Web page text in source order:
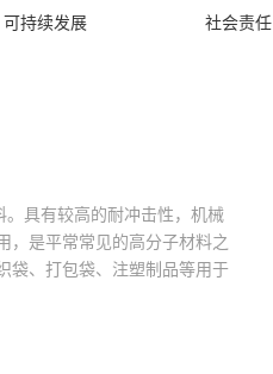
可持续发展 社会责任
具有较高的耐冲击性，机械
，是平常常见的高分子材料之
袋、打包袋、注塑制品等用于